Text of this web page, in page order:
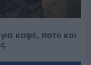
καφέ, ποτό και